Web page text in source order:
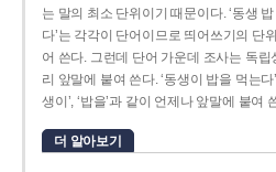
는 말의 최소 단위이기 때문이다. ‘동생 밥
다’는 각각이 단어이므로 띄어쓰기의 단
어 쓴다. 그런데 단어 가운데 조사는 독
리 앞말에 붙여 쓴다. ‘동생이 밥을 먹는다’
생이’, ‘밥을’과 같이 언제나 앞말에 붙여
더 알아보기